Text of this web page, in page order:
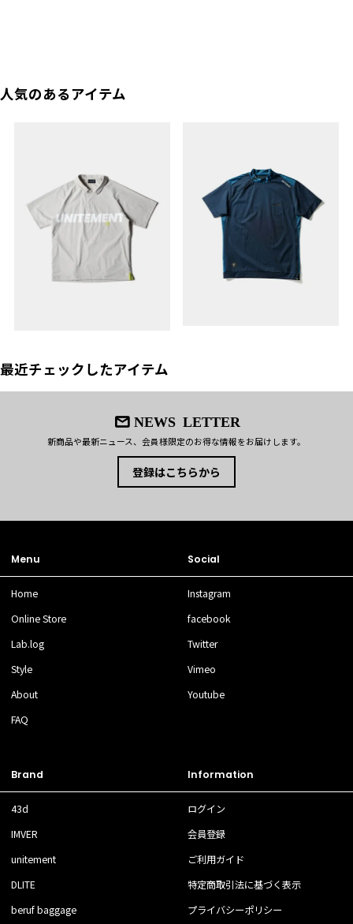
人気のあるアイテム
最近チェックしたアイテム
NEWS LETTER
新商品や最新ニュース、会員様限定のお得な情報をお届けします。
登録はこちらから
Menu
Home
Online Store
Lab.log
Style
About
FAQ
Brand
43d
IMVER
unitement
DLITE
beruf baggage
Social
Instagram
facebook
Twitter
Vimeo
Youtube
Information
ログイン
会員登録
ご利用ガイド
特定商取引法に基づく表示
プライバシーポリシー